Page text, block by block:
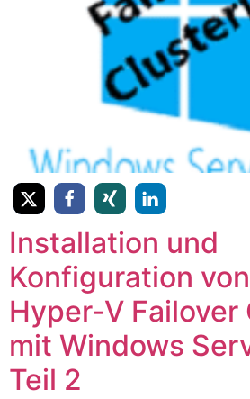
Installation und
Konfiguration
Hyper-V Failover
mit Windows
Teil 2